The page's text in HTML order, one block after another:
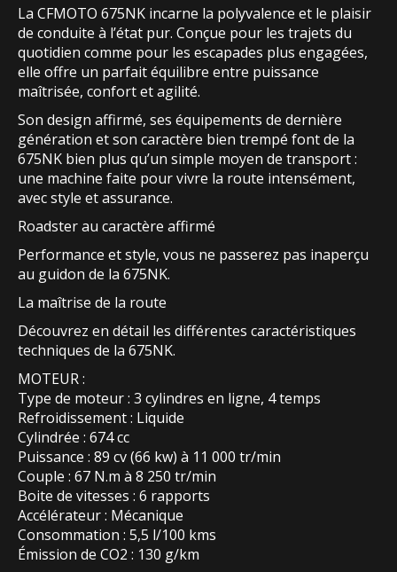
La CFMOTO 675NK incarne la polyvalence et le plaisir
de conduite à l’état pur. Conçue pour les trajets du
quotidien comme pour les escapades plus engagées,
elle offre un parfait équilibre entre puissance
maîtrisée, confort et agilité.
Son design affirmé, ses équipements de dernière
génération et son caractère bien trempé font de la
675NK bien plus qu’un simple moyen de transport :
une machine faite pour vivre la route intensément,
avec style et assurance.
Roadster au caractère affirmé
Performance et style, vous ne passerez pas inaperçu
au guidon de la 675NK.
La maîtrise de la route
Découvrez en détail les différentes caractéristiques
techniques de la 675NK.
MOTEUR :
Type de moteur : 3 cylindres en ligne, 4 temps
Refroidissement : Liquide
Cylindrée : 674 cc
Puissance : 89 cv (66 kw) à 11 000 tr/min
Couple : 67 N.m à 8 250 tr/min
Boite de vitesses : 6 rapports
Accélérateur : Mécanique
Consommation : 5,5 l/100 kms
Émission de CO2 : 130 g/km